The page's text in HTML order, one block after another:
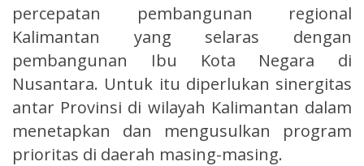
percepatan pembangunan regional
Kalimantan yang selaras dengan
pembangunan Ibu Kota Negara di
Nusantara. Untuk itu diperlukan sinergitas
antar Provinsi di wilayah Kalimantan dalam
menetapkan dan mengusulkan program
prioritas di daerah masing-masing.